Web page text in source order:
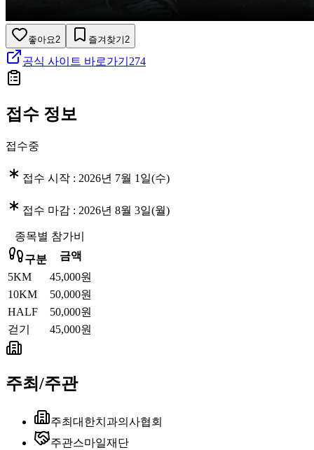
좋아요 2 즐겨찾기 2
공식 사이트 바로가기 274
접수 정보
접수중
접수 시작 : 2026년 7월 1일(수)
접수 마감 : 2026년 8월 3일(월)
종목별 참가비
구분
금액
5KM
45,000원
10KM
50,000원
HALF
50,000원
걷기
45,000원
주최/주관
주최 대한치과의사협회
주관스마일재단